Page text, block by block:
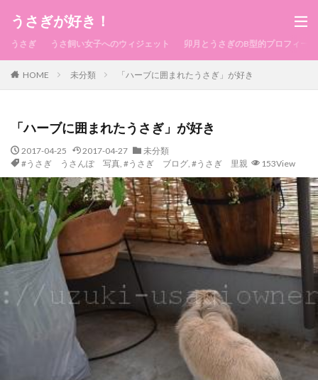
うさぎが好き！
うさぎ うさ飼い女子へのウィジェット 卯月とうさぎのB型的プロフィール
HOME 未分類 「ハーブに囲まれたうさぎ」が好き
「ハーブに囲まれたうさぎ」が好き
2017-04-25 2017-04-27
未分類
#うさぎ うさんぽ 写真, #うさぎ ブログ, #うさぎ 里親 153View